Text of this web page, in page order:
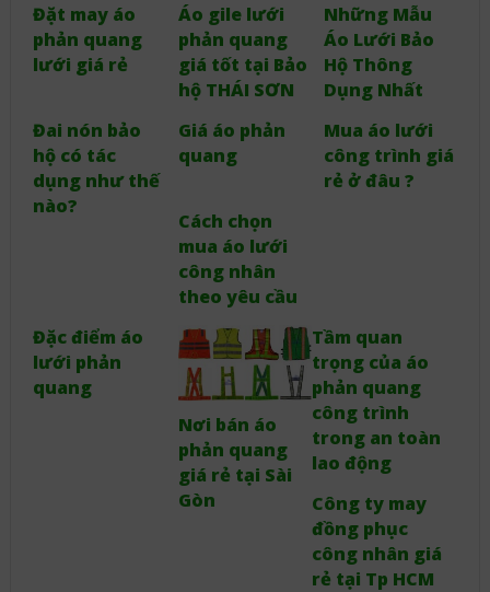
Đặt may áo
phản quang
lưới giá rẻ
Áo gile lưới
phản quang
giá tốt tại Bảo
hộ THÁI SƠN
Những Mẫu
Áo Lưới Bảo
Hộ Thông
Dụng Nhất
Đai nón bảo
hộ có tác
dụng như thế
nào?
Giá áo phản
quang
Mua áo lưới
công trình giá
rẻ ở đâu ?
Cách chọn
mua áo lưới
công nhân
theo yêu cầu
Đặc điểm áo
lưới phản
quang
Nơi bán áo
phản quang
giá rẻ tại Sài
Gòn
Tầm quan
trọng của áo
phản quang
công trình
trong an toàn
lao động
Công ty may
đồng phục
công nhân giá
rẻ tại Tp HCM